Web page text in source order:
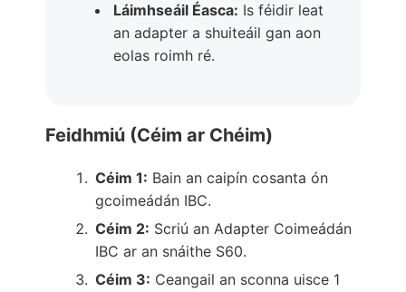
Láimhseáil Éasca: Is féidir leat
an adapter a shuiteáil gan aon
eolas roimh ré.
Feidhmiú (Céim ar Chéim)
Céim 1: Bain an caipín cosanta ón
gcoimeádán IBC.
Céim 2: Scriú an Adapter Coimeádán
IBC ar an snáithe S60.
Céim 3: Ceangail an sconna uisce 1